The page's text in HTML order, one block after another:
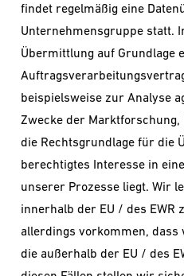
findet regelmäßig eine
Unternehmensgruppe statt.
Übermittlung auf Grundlage
beispielsweise zur Analyse
Zwecke der Marktforschung,
die Rechtsgrundlage für die
berechtigtes Interesse in
unserer Prozesse liegt. Wir
innerhalb der EU / des EWR
allerdings vorkommen,
die außerhalb der EU / des